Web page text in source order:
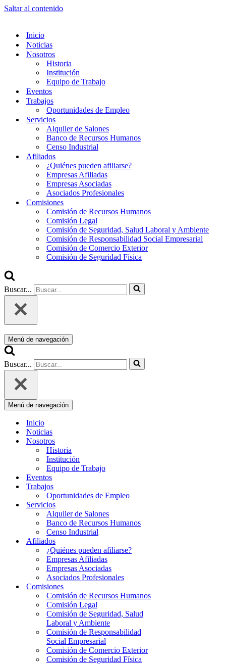
Saltar al contenido
Inicio
Noticias
Nosotros
Historia
Institución
Equipo de Trabajo
Eventos
Trabajos
Oportunidades de Empleo
Servicios
Alquiler de Salones
Banco de Recursos Humanos
Censo Industrial
Afiliados
¿Quiénes pueden afiliarse?
Empresas Afiliadas
Empresas Asociadas
Asociados Profesionales
Comisiones
Comisión de Recursos Humanos
Comisión Legal
Comisión de Seguridad, Salud Laboral y Ambiente
Comisión de Responsabilidad Social Empresarial
Comisión de Comercio Exterior
Comisión de Seguridad Física
Buscar...
Menú de navegación
Buscar...
Menú de navegación
Inicio
Noticias
Nosotros
Historia
Institución
Equipo de Trabajo
Eventos
Trabajos
Oportunidades de Empleo
Servicios
Alquiler de Salones
Banco de Recursos Humanos
Censo Industrial
Afiliados
¿Quiénes pueden afiliarse?
Empresas Afiliadas
Empresas Asociadas
Asociados Profesionales
Comisiones
Comisión de Recursos Humanos
Comisión Legal
Comisión de Seguridad, Salud
Laboral y Ambiente
Comisión de Responsabilidad
Social Empresarial
Comisión de Comercio Exterior
Comisión de Seguridad Física